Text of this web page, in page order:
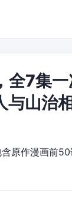
7集
山治相
原作漫画前